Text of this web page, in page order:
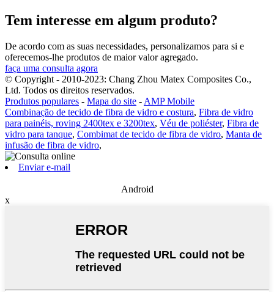
Tem interesse em algum produto?
De acordo com as suas necessidades, personalizamos para si e
oferecemos-lhe produtos de maior valor agregado.
faça uma consulta agora
© Copyright - 2010-2023: Chang Zhou Matex Composites Co.,
Ltd. Todos os direitos reservados.
Produtos populares - Mapa do site - AMP Mobile
Combinação de tecido de fibra de vidro e costura, Fibra de vidro
para painéis, roving 2400tex e 3200tex, Véu de poliéster, Fibra de
vidro para tanque, Combimat de tecido de fibra de vidro, Manta de
infusão de fibra de vidro,
Enviar e-mail
Android
x